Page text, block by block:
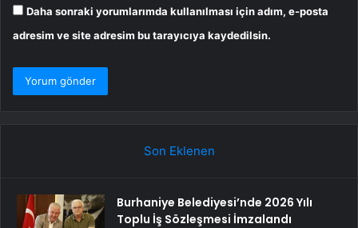
Daha sonraki yorumlarımda kullanılması için adım, e-posta
adresim ve site adresim bu tarayıcıya kaydedilsin.
Son Eklenen
Burhaniye Belediyesi’nde 2026 Yılı
Toplu İş Sözleşmesi İmzalandı